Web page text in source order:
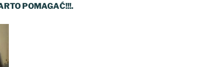
POMAGAĆ!!!.